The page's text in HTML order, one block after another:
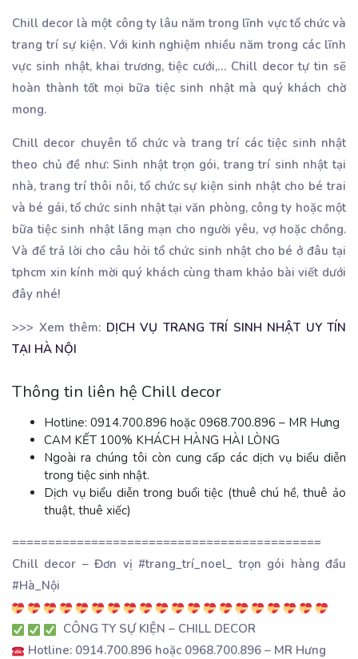
Chill decor là một công ty lâu năm trong lĩnh vực tổ chức và
trang trí sự kiện. Với kinh nghiệm nhiều năm trong các lĩnh
vực sinh nhật, khai trương, tiệc cưới,… Chill decor tự tin sẽ
hoàn thành tốt mọi bữa tiệc sinh nhật mà quý khách chờ
mong.
Chill decor chuyên tổ chức và trang trí các tiệc sinh nhật
theo chủ đề như: Sinh nhật trọn gói, trang trí sinh nhật tại
nhà, trang trí thôi nôi, tổ chức sự kiện sinh nhật cho bé trai
và bé gái, tổ chức sinh nhật tại văn phòng, công ty hoặc một
bữa tiệc sinh nhật lãng mạn cho người yêu, vợ hoặc chồng.
Và để trả lời cho câu hỏi tổ chức sinh nhật cho bé ở đâu tại
tphcm xin kính mời quý khách cùng tham khảo bài viết dưới
đây nhé!
>>> Xem thêm: DỊCH VỤ TRANG TRÍ SINH NHẬT UY TÍN
TẠI HÀ NỘI
Thông tin liên hệ Chill decor
Hotline: 0914.700.896 hoặc 0968.700.896 – MR Hưng
CAM KẾT 100% KHÁCH HÀNG HÀI LÒNG
Ngoài ra chúng tôi còn cung cấp các dịch vụ biểu diễn
trong tiệc sinh nhật.
Dịch vụ biểu diễn trong buổi tiệc (thuê chú hề, thuê ảo
thuật, thuê xiếc)
===========================================
Chill decor – Đơn vị #trang_trí_noel_ trọn gói hàng đầu
#Hà_Nội
CÔNG TY SỰ KIỆN – CHILL DECOR
Hotline: 0914.700.896 hoặc 0968.700.896 – MR Hưng